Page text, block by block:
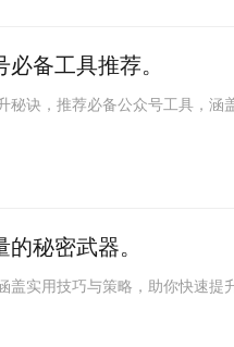
备工具推荐。
秘诀，推荐必备公众号工具，涵
秘密武器。
盖实用技巧与策略，助你快速提